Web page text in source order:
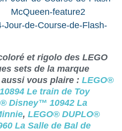
et rigolo des LEGO
sets de la marque
vous plaire : LEGO®
Le train de Toy
Disney™ 10942 La
, LEGO® DUPLO®
La Salle de Bal de